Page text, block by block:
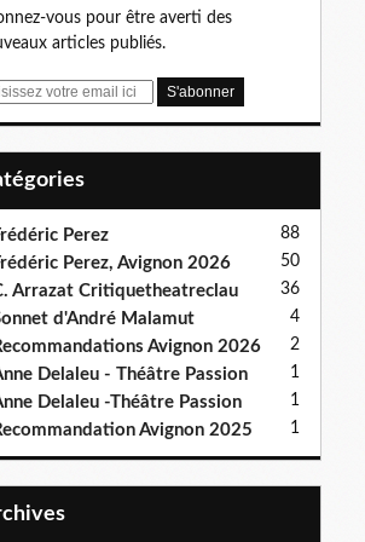
vous pour être averti des
articles publiés.
Perez 88
Perez, Avignon 2026 50
Arrazat Critiquetheatreclau 36
d'André Malamut 4
Avignon 2026 2
Delaleu - Théâtre Passion 1
Delaleu -Théâtre Passion 1
Avignon 2025 1